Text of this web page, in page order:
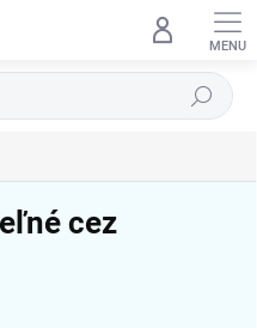
Hľadať
cez